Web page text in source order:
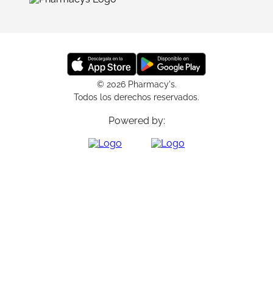
© 2026 Pharmacy's.
Todos los derechos reservados.
Powered by: